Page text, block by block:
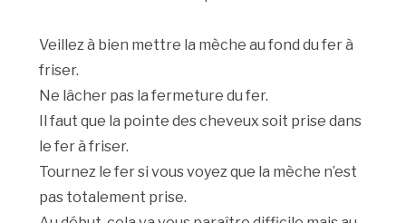
Veillez à bien mettre la mèche au fond du fer à
friser.
Ne lâcher pas la fermeture du fer.
Il faut que la pointe des cheveux soit prise dans
le fer à friser.
Tournez le fer si vous voyez que la mèche n’est
pas totalement prise.